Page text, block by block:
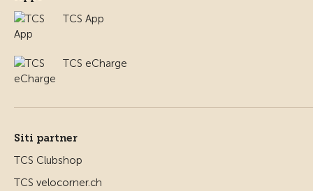
TCS App
TCS eCharge
Siti partner
TCS Clubshop
TCS velocorner.ch